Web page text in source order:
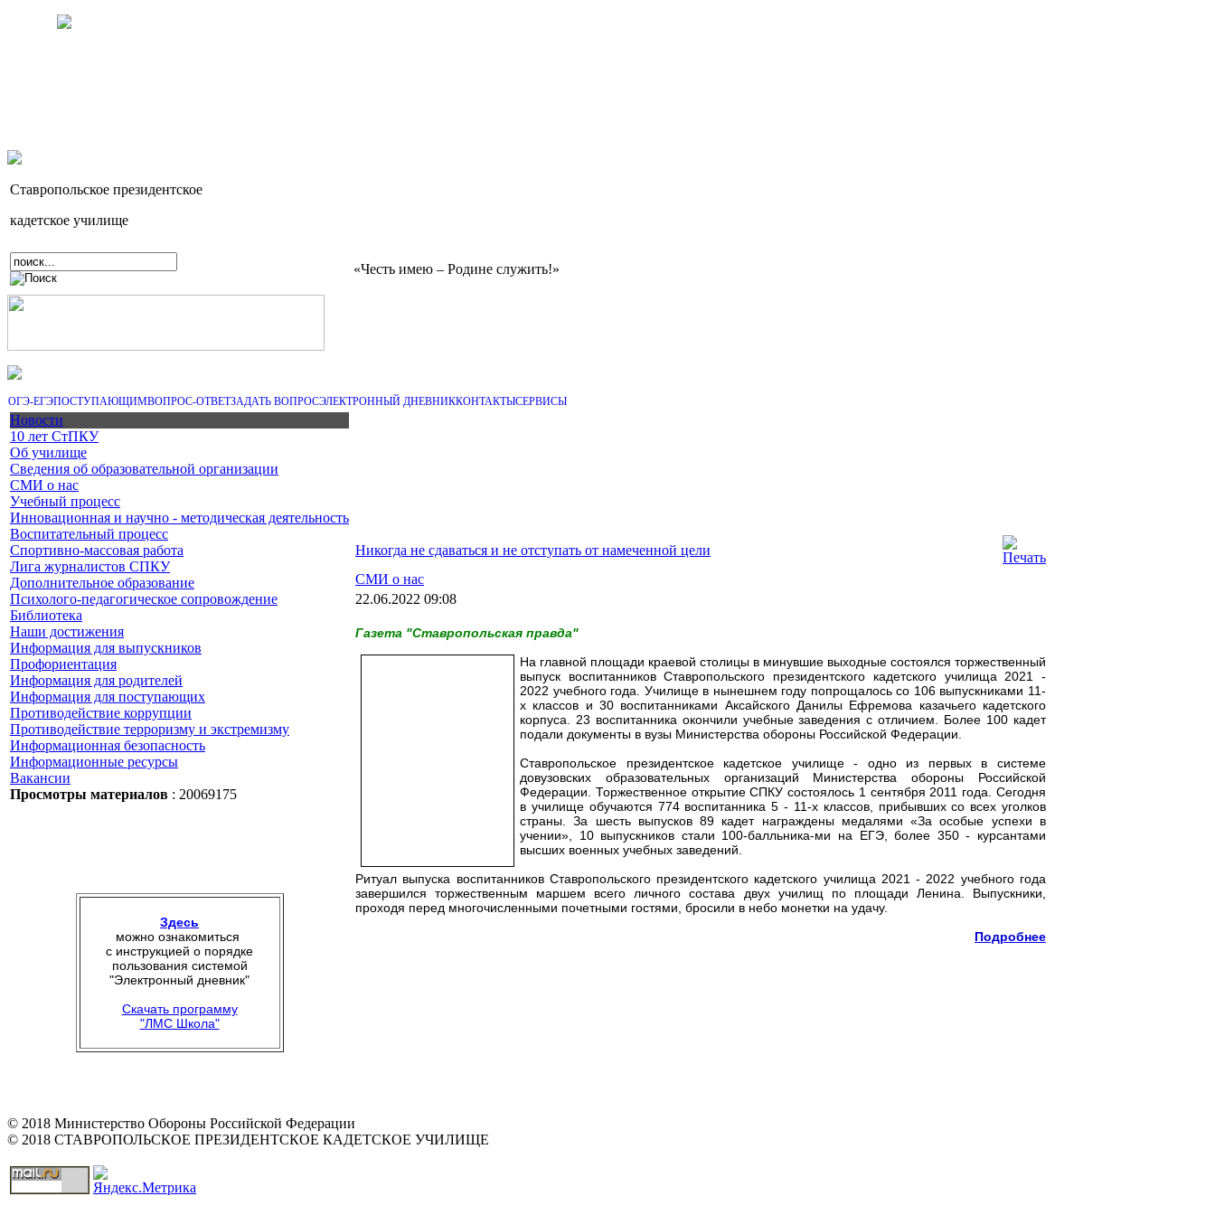
Ставропольское президентское
кадетское училище
«Честь имею – Родине служить!»
ОГЭ-ЕГЭПОСТУПАЮЩИМВОПРОС-ОТВЕТЗАДАТЬ ВОПРОСЭЛЕКТРОННЫЙ ДНЕВНИККОНТАКТЫСЕРВИСЫ
Новости
10 лет СтПКУ
Об училище
Сведения об образовательной организации
СМИ о нас
Учебный процесс
Инновационная и научно - методическая деятельность
Воспитательный процесс
Спортивно-массовая работа
Лига журналистов СПКУ
Дополнительное образование
Психолого-педагогическое сопровождение
Библиотека
Наши достижения
Информация для выпускников
Профориентация
Информация для родителей
Информация для поступающих
Противодействие коррупции
Противодействие терроризму и экстремизму
Информационная безопасность
Информационные ресурсы
Вакансии
Просмотры материалов : 20069175
Здесь
можно ознакомиться
с инструкцией о порядке
пользования системой
"Электронный дневник"
Скачать программу
"ЛМС Школа"
Никогда не сдаваться и не отступать от намеченной цели
СМИ о нас
22.06.2022 09:08
Газета "Ставропольская правда"
На главной площади краевой столицы в минувшие выходные состоялся торжественный
выпуск воспитанников Ставропольского президентского кадетского училища 2021 -
2022 учебного года. Училище в нынешнем году попрощалось со 106 выпускниками 11-
х классов и 30 воспитанниками Аксайского Данилы Ефремова казачьего кадетского
корпуса. 23 воспитанника окончили учебные заведения с отличием. Более 100 кадет
подали документы в вузы Министерства обороны Российской Федерации.
Ставропольское президентское кадетское училище - одно из первых в системе
довузовских образовательных организаций Министерства обороны Российской
Федерации. Торжественное открытие СПКУ состоялось 1 сентября 2011 года. Сегодня
в училище обучаются 774 воспитанника 5 - 11-х классов, прибывших со всех уголков
страны. За шесть выпусков 89 кадет награждены медалями «За особые успехи в
учении», 10 выпускников стали 100-балльника-ми на ЕГЭ, более 350 - курсантами
высших военных учебных заведений.
Ритуал выпуска воспитанников Ставропольского президентского кадетского училища 2021 - 2022 учебного года
завершился торжественным маршем всего личного состава двух училищ по площади Ленина. Выпускники,
проходя перед многочисленными почетными гостями, бросили в небо монетки на удачу.
Подробнее
© 2018 Министерство Обороны Российской Федерации
© 2018 СТАВРОПОЛЬСКОЕ ПРЕЗИДЕНТСКОЕ КАДЕТСКОЕ УЧИЛИЩЕ